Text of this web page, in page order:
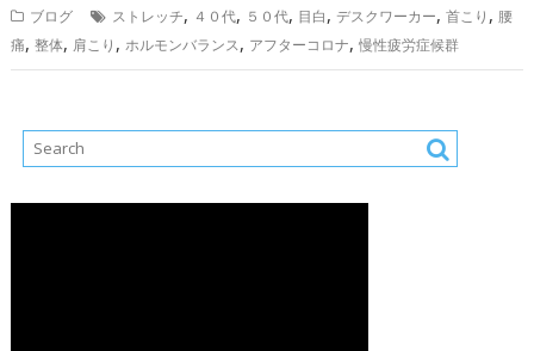
ブログ ストレッチ, ４０代, ５０代, 目白,デスクワーカー,首こり , 腰
痛,整体, 肩こり , ホルモンバランス, アフターコロナ,慢性疲労症候群